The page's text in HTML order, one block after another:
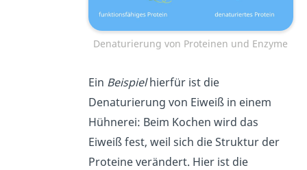
Denaturierung von Proteinen und Enzyme
Ein Beispielhierfür ist die
Denaturierung von Eiweiß in einem
Hühnerei: Beim Kochen wird das
Eiweiß fest, weil sich die Struktur der
Proteine verändert. Hier ist die